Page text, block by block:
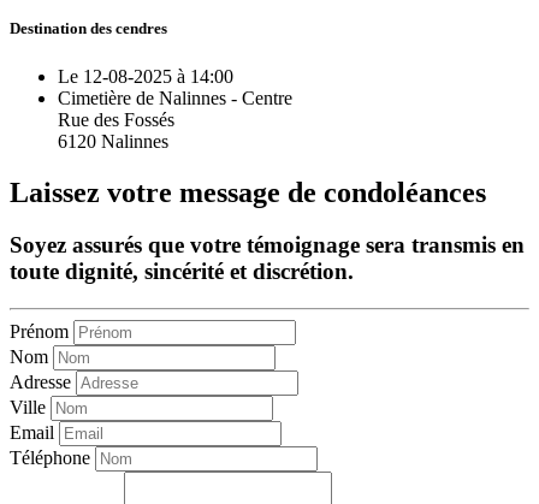
Destination des cendres
Le 12-08-2025 à 14:00
Cimetière de Nalinnes - Centre
Rue des Fossés
6120 Nalinnes
Laissez votre message de condoléances
Soyez assurés que votre témoignage sera transmis en
toute dignité, sincérité et discrétion.
Prénom
Nom
Adresse
Ville
Email
Téléphone